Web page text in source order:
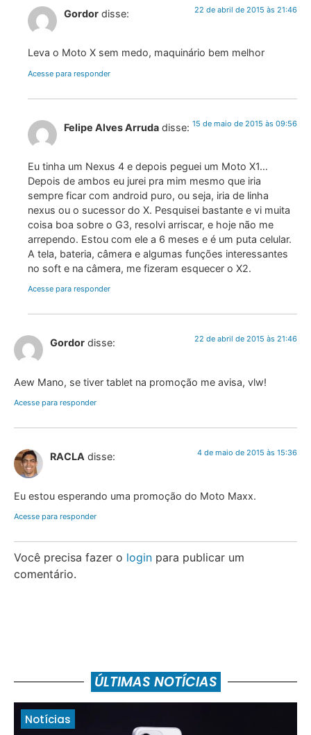
Gordor disse: 22 de abril de 2015 às 21:46
Leva o Moto X sem medo, maquinário bem melhor
Acesse para responder
Felipe Alves Arruda disse: 15 de maio de 2015 às 09:56
Eu tinha um Nexus 4 e depois peguei um Moto X1…
Depois de ambos eu jurei pra mim mesmo que iria
sempre ficar com android puro, ou seja, iria de linha
nexus ou o sucessor do X. Pesquisei bastante e vi muita
coisa boa sobre o G3, resolvi arriscar, e hoje não me
arrependo. Estou com ele a 6 meses e é um puta celular.
A tela, bateria, câmera e algumas funções interessantes
no soft e na câmera, me fizeram esquecer o X2.
Acesse para responder
Gordor disse: 22 de abril de 2015 às 21:46
Aew Mano, se tiver tablet na promoção me avisa, vlw!
Acesse para responder
RACLA disse: 4 de maio de 2015 às 15:36
Eu estou esperando uma promoção do Moto Maxx.
Acesse para responder
Você precisa fazer o login para publicar um
comentário.
ÚLTIMAS NOTÍCIAS
Notícias